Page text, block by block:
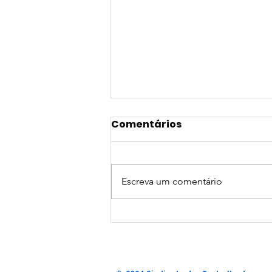
NOVA PARCERIA DE
Comentários
Escreva um comentário